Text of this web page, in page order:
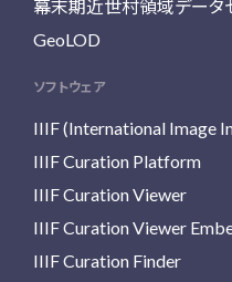
幕末期近世村領域データ
GeoLOD
ソフトウェア
IIIF (International Image
IIIF Curation Platform
IIIF Curation Viewer
IIIF Curation Viewer
IIIF Curation Finder